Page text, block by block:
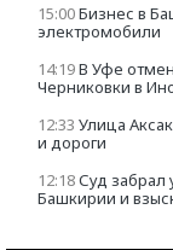
15:00Бизнес в
электромобили
14:19В Уфе
Черниковки в
12:33 Улица
и дороги
12:18Суд забрал
Башкирии и